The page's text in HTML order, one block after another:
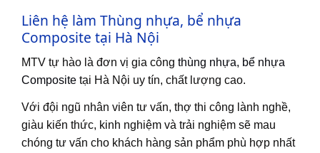
Liên hệ làm Thùng nhựa, bể nhựa
Composite tại Hà Nội
MTV tự hào là đơn vị gia công thùng nhựa, bể nhựa
Composite tại Hà Nội uy tín, chất lượng cao.
Với đội ngũ nhân viên tư vấn, thợ thi công lành nghề,
giàu kiến thức, kinh nghiệm và trải nghiệm sẽ mau
chóng tư vấn cho khách hàng sản phẩm phù hợp nhất